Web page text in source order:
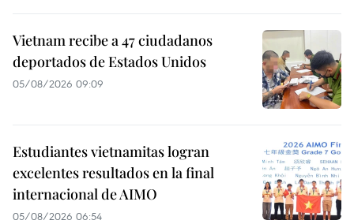
Vietnam recibe a 47 ciudadanos
deportados de Estados Unidos
05/08/2026 09:09
Estudiantes vietnamitas logran
excelentes resultados en la final
internacional de AIMO
05/08/2026 06:54